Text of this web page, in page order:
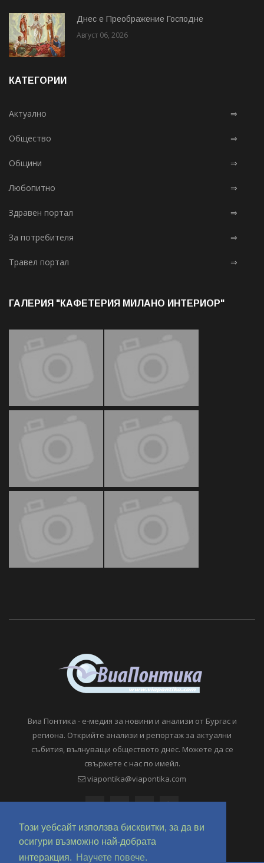
Този уебсайт използва бисквитки, за да ви
осигури възможно най-добрата
интеракция.
Научете повече.
Днес е Преображение Господне
Август 06, 2026
КАТЕГОРИИ
Актуално ⇒
Общество ⇒
Общини ⇒
Любопитно ⇒
Здравен портал ⇒
За потребителя ⇒
Травел портал ⇒
ГАЛЕРИЯ "КАФЕТЕРИЯ МИЛАНО ИНТЕРИОР"
Виа Понтика - е-медия за новини и анализи от Бургас и
региона. Открийте анализи и репортаж за актуални
събития, вълнуващи обществото днес. Можете да се
свържете с нас по имейл.
viapontika@viapontika.com